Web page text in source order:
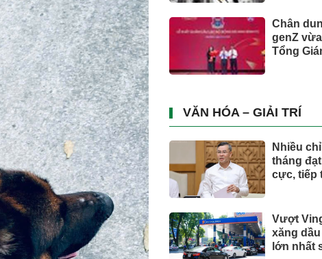
Chân
genZ
Tổng
trụ, nắm
hàng
VĂN HÓA – GIẢI TRÍ
Nhiều
tháng
cực, tiếp
Vượt
xăng
lớn nhất